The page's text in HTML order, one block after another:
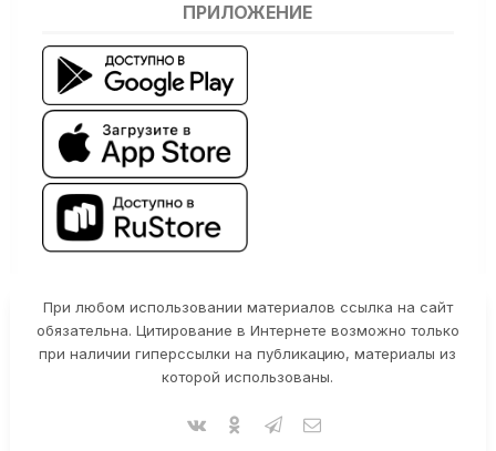
ПРИЛОЖЕНИЕ
При любом использовании материалов ссылка на сайт
обязательна. Цитирование в Интернете возможно только
при наличии гиперссылки на публикацию, материалы из
которой использованы.